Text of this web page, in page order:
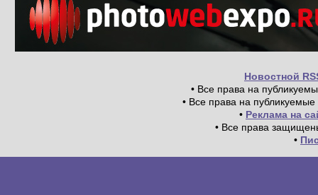
Новостной
• Все права на
• Все права на
• Реклама на
• Все права
•